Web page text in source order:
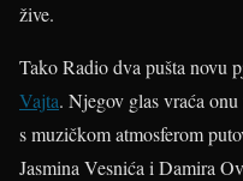
žive.
Tako Radio dva pušta novu
Vajta. Njegov glas vraća
s muzičkom atmosferom
Jasmina Vesnića i Damira